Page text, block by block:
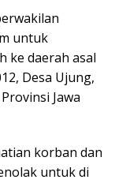
untuk
ke daerah asal
Desa Ujung,
Jawa
korban dan
untuk di